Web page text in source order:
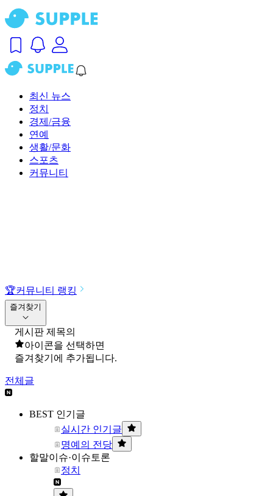
최신 뉴스
정치
경제/금융
연예
생활/문화
스포츠
커뮤니티
🏆커뮤니티 랭킹
즐겨찾기
게시판 제목의
아이콘을 선택하면
즐겨찾기에 추가됩니다.
전체글
BEST 인기글
실시간 인기글
명예의 전당
할말이슈·이슈토론
정치